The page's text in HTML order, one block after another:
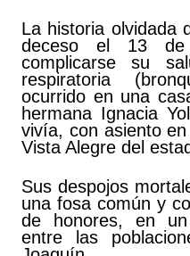
La historia olvidada
deceso el 13
complicarse su
respiratoria
ocurrido en una
hermana Ignacia
vivía, con asiento
Vista Alegre del
Sus despojos
una fosa común y
de honores, en un
entre las